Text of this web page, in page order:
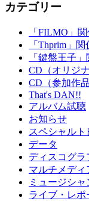
カテゴリー
「FILMO」
「Thprim」関
「鍵盤王子
CD（オリジナ
CD（参加作品
That's DAN!!
アルバム試聴
お知らせ
スペシャルト
データ
ディスコグラ
マルチメディ
ミュージシャ
ライブ・レポ